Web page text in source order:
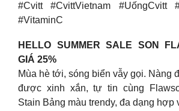
#Cvitt #CvittVietnam #UốngCvitt
#VitaminC
HELLO SUMMER SALE SON
GIÁ 25%
Mùa hè tới, sóng biển vẫy gọi. Nàng
được xinh xắn, tự tin cùng
Stain Bảng màu trendy, đa dạng hợp